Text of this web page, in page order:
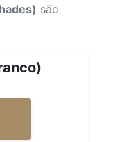
são